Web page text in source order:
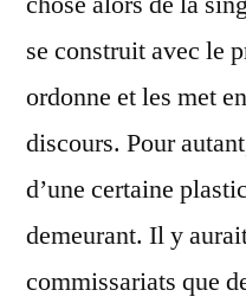
se construit avec le
ordonne et les met
discours. Pour
d’une certaine
demeurant. Il y
commissariats que